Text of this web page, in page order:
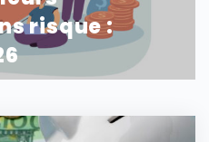
risque :